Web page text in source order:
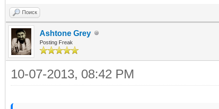
Поиск
Ashtone Grey
Posting Freak
10-07-2013, 08:42 PM